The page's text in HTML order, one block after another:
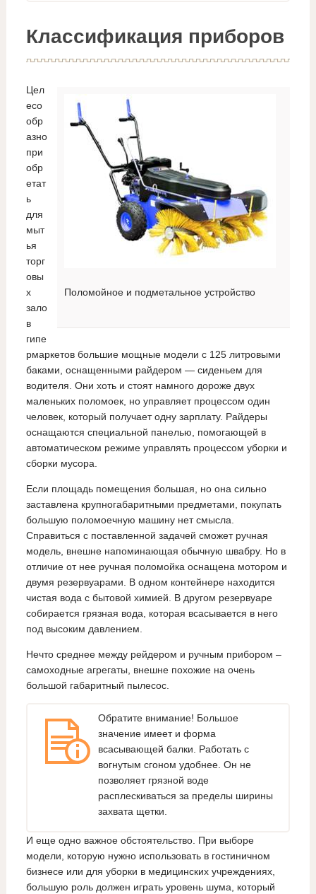
Классификация приборов
Поломойное и подметальное устройство
Цел
есо
обр
азно
при
обр
етат
ь
для
мыт
ья
торг
овы
х
зало
в
гипе
рмаркетов большие мощные модели с 125 литровыми
баками, оснащенными райдером — сиденьем для
водителя. Они хоть и стоят намного дороже двух
маленьких поломоек, но управляет процессом один
человек, который получает одну зарплату. Райдеры
оснащаются специальной панелью, помогающей в
автоматическом режиме управлять процессом уборки и
сборки мусора.
Если площадь помещения большая, но она сильно
заставлена крупногабаритными предметами, покупать
большую поломоечную машину нет смысла.
Справиться с поставленной задачей сможет ручная
модель, внешне напоминающая обычную швабру. Но в
отличие от нее ручная поломойка оснащена мотором и
двумя резервуарами. В одном контейнере находится
чистая вода с бытовой химией. В другом резервуаре
собирается грязная вода, которая всасывается в него
под высоким давлением.
Нечто среднее между рейдером и ручным прибором –
самоходные агрегаты, внешне похожие на очень
большой габаритный пылесос.
Обратите внимание! Большое
значение имеет и форма
всасывающей балки. Работать с
вогнутым сгоном удобнее. Он не
позволяет грязной воде
расплескиваться за пределы ширины
захвата щетки.
И еще одно важное обстоятельство. При выборе
модели, которую нужно использовать в гостиничном
бизнесе или для уборки в медицинских учреждениях,
большую роль должен играть уровень шума, который